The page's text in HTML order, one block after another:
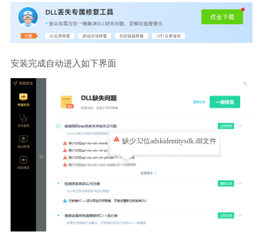
安装完成自动进入如下界面
缺少32位adskidentitysdk.dll文件